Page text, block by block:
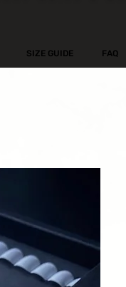
SIZE GUIDE FAQ